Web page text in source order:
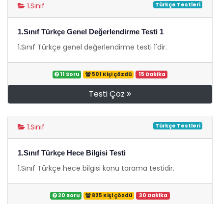
1.Sınıf Türkçe Testleri
1.Sınıf Türkçe Genel Değerlendirme Testi 1
1.Sınıf Türkçe genel değerlendirme testi 1'dir.
11 Soru 501 Kişi çözdü 15 Dakika
Testi Çöz
1.Sınıf Türkçe Testleri
1.Sınıf Türkçe Hece Bilgisi Testi
1.Sınıf Türkçe hece bilgisi konu tarama testidir.
20 Soru 825 Kişi çözdü 30 Dakika